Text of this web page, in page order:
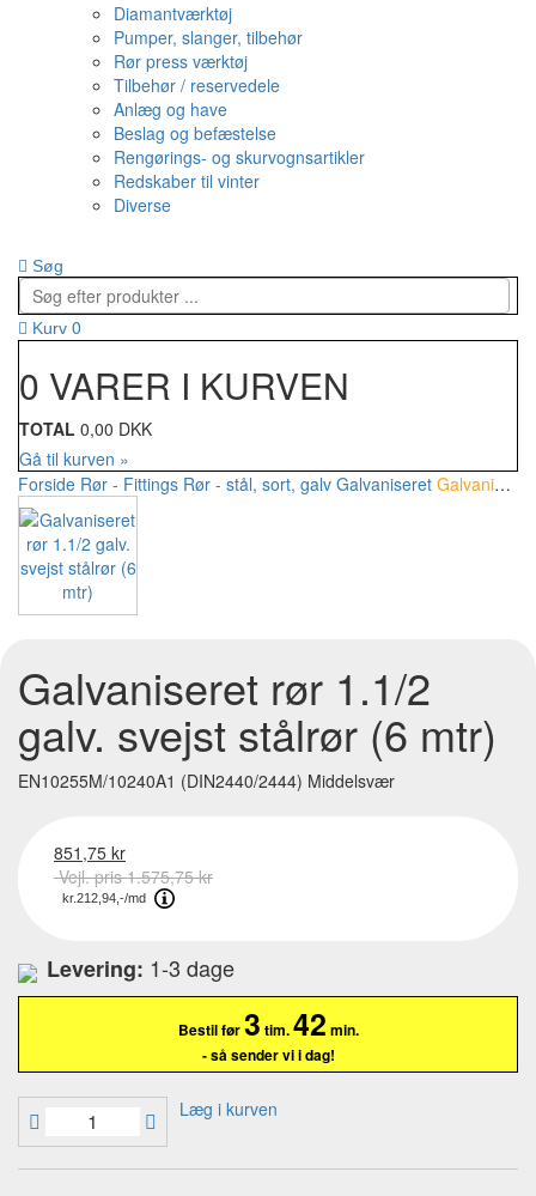
Diamantværktøj
Pumper, slanger, tilbehør
Rør press værktøj
Tilbehør / reservedele
Anlæg og have
Beslag og befæstelse
Rengørings- og skurvognsartikler
Redskaber til vinter
Diverse
Søg
Kurv 0
0 VARER I KURVEN
TOTAL 0,00 DKK
Gå til kurven »
Forside Rør - Fittings Rør - stål, sort, galv Galvaniseret Galvaniseret rør 1.1/2 galv. svejst stålrør (6 mtr)
Galvaniseret rør 1.1/2
galv. svejst stålrør (6 mtr)
EN10255M/10240A1 (DIN2440/2444) Middelsvær
851,75 kr
Vejl. pris 1.575,75 kr
Levering: 1-3 dage
Bestil før3tim.41min. 59
- så sender vi i dag!
Læg i kurven